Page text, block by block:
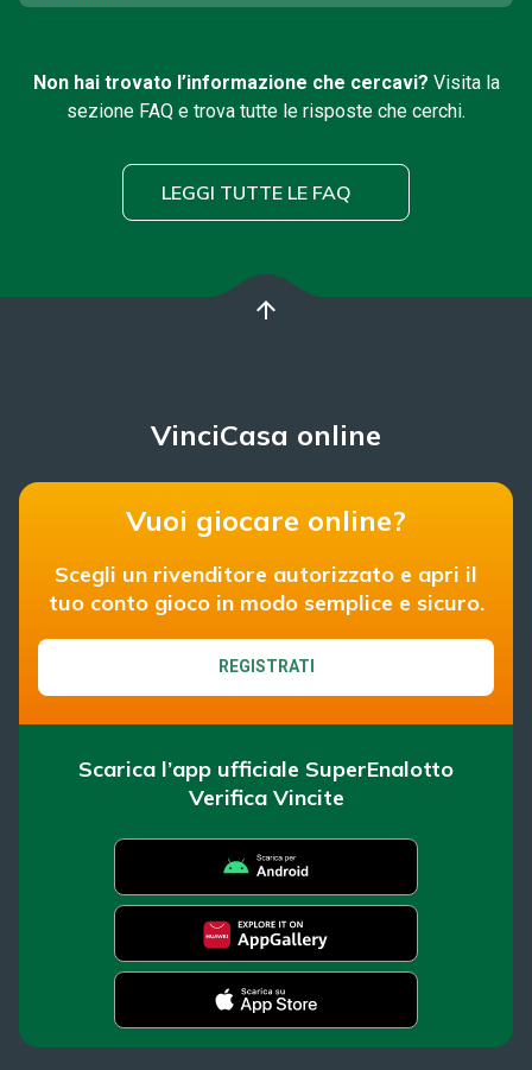
Non hai trovato l’informazione che cercavi? Visita la
sezione FAQ e trova tutte le risposte che cerchi.
LEGGI TUTTE LE FAQ
arrow_upward
VinciCasa online
Vuoi giocare online?
Scegli un rivenditore autorizzato e apri il
tuo conto gioco in modo semplice e sicuro.
REGISTRATI
Scarica l’app ufficiale SuperEnalotto
Verifica Vincite
SuperEnalotto